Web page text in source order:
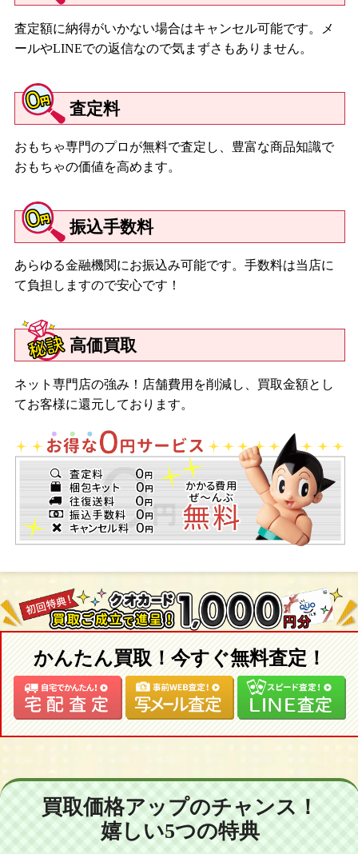
査定額に納得がいかない場合はキャンセル可能です。メ
ールやLINEでの返信なので気まずさもありません。
査定料
おもちゃ専門のプロが無料で査定し、豊富な商品知識で
おもちゃの価値を高めます。
振込手数料
あらゆる金融機関にお振込み可能です。手数料は当店に
て負担しますので安心です！
高価買取
ネット専門店の強み！店舗費用を削減し、買取金額とし
てお客様に還元しております。
かんたん買取！今すぐ無料査定！
買取価格アップのチャンス！
嬉しい5つの特典